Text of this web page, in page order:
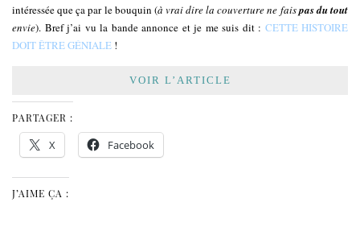
intéressée que ça par le bouquin (à vrai dire la couverture ne faispas du tout
envie). Bref j’ai vu la bande annonce et je me suis dit : CETTE HISTOIRE
DOIT ÊTRE GÉNIALE !
VOIR L’ARTICLE
PARTAGER :
X Facebook
J’AIME ÇA :